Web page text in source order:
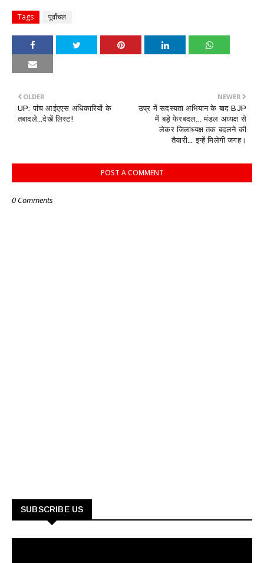
Tags पूर्वांचल
NEWER
उप्र में सदस्यता अभियान के बाद BJP
में बड़े फेरबदल... मंडल अध्यक्ष से
लेकर जिलाध्यक्ष तक बदलने की
तैयारी... इन्हें मिलेगी जगह।
OLDER
UP: पांच आईएएस अधिकारियों के
तबादले...देखें लिस्ट!
POST A COMMENT
0 Comments
SUBSCRIBE US